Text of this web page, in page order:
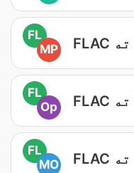
FL
MP
FL
Op
FL
MO